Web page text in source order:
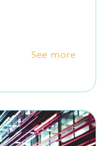
See more